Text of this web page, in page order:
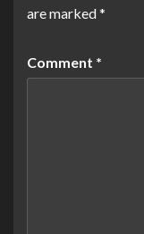
are marked*
Comment *